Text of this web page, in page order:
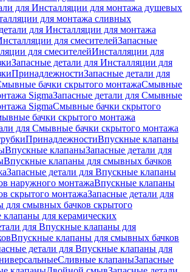
для Инсталляции для монтажа душевых
для монтажа сливных
для Инсталляции для монтажа
для смесителейЗапасные
для смесителейИнсталляции для
Запасные детали для Инсталляции для
ПринадлежностиЗапасные детали для
бачки скрытого монтажаСмывные
SigmaЗапасные детали для Смывные
SigmaСмывные бачки скрытого
бачки скрытого монтажа
для Смывные бачки скрытого монтажа
ПринадлежностиВпускные клапаны
Впускные клапаныЗапасные детали для
Впускные клапаны для смывных бачков
Запасные детали для Впускные клапаны
наружного монтажаВпускные клапаны
скрытого монтажаЗапасные детали для
для смывных бачков скрытого
для керамических
для Впускные клапаны для
Впускные клапаны для смывных бачков
детали для Впускные клапаны для
Сливные клапаныЗапасные